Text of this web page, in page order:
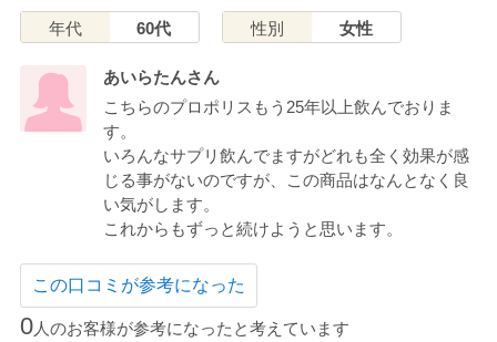
年代 60代 性別 女性
あいらたんさん
こちらのプロポリスもう25年以上飲んでおりま
す。
いろんなサプリ飲んでますがどれも全く効果が感
じる事がないのですが、この商品はなんとなく良
い気がします。
これからもずっと続けようと思います。
この口コミが参考になった
0人のお客様が参考になったと考えています